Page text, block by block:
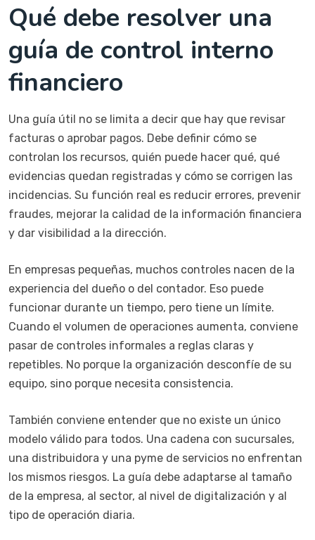
Qué debe resolver una
guía de control interno
financiero
Una guía útil no se limita a decir que hay que revisar
facturas o aprobar pagos. Debe definir cómo se
controlan los recursos, quién puede hacer qué, qué
evidencias quedan registradas y cómo se corrigen las
incidencias. Su función real es reducir errores, prevenir
fraudes, mejorar la calidad de la información financiera
y dar visibilidad a la dirección.
En empresas pequeñas, muchos controles nacen de la
experiencia del dueño o del contador. Eso puede
funcionar durante un tiempo, pero tiene un límite.
Cuando el volumen de operaciones aumenta, conviene
pasar de controles informales a reglas claras y
repetibles. No porque la organización desconfíe de su
equipo, sino porque necesita consistencia.
También conviene entender que no existe un único
modelo válido para todos. Una cadena con sucursales,
una distribuidora y una pyme de servicios no enfrentan
los mismos riesgos. La guía debe adaptarse al tamaño
de la empresa, al sector, al nivel de digitalización y al
tipo de operación diaria.